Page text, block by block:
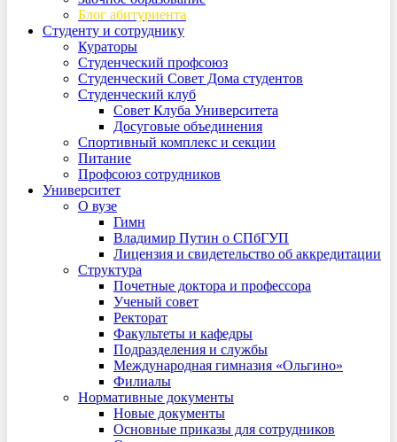
Блог абитуриента
Студенту и сотруднику
Кураторы
Студенческий профсоюз
Студенческий Совет Дома студентов
Студенческий клуб
Совет Клуба Университета
Досуговые объединения
Спортивный комплекс и секции
Питание
Профсоюз сотрудников
Университет
О вузе
Гимн
Владимир Путин о СПбГУП
Лицензия и свидетельство об аккредитации
Структура
Почетные доктора и профессора
Ученый совет
Ректорат
Факультеты и кафедры
Подразделения и службы
Международная гимназия «Ольгино»
Филиалы
Нормативные документы
Новые документы
Основные приказы для сотрудников